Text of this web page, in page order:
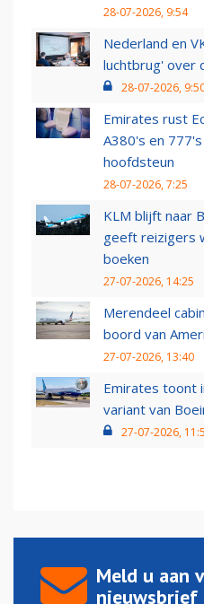
28-07-2026, 9:54
Nederland en
luchtbrug' over
28-07-2026,
Emirates rust
A380's en
hoofdsteun
28-07-2026, 7:25
KLM blijft naar
geeft reizigers
boeken
27-07-2026, 14:25
Merendeel
boord van
27-07-2026, 13:40
Emirates toont
variant van
27-07-2026,
Meld u aan
nieuwsbrief